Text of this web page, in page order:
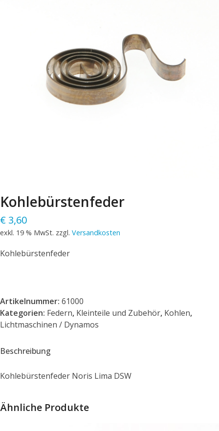
Kohlebürstenfeder
€ 3,60
exkl. 19 % MwSt. zzgl. Versandkosten
Kohlebürstenfeder
Artikelnummer: 61000
Kategorien: Federn, Kleinteile und Zubehör, Kohlen,
Lichtmaschinen / Dynamos
Beschreibung
Kohlebürstenfeder Noris Lima DSW
Ähnliche Produkte